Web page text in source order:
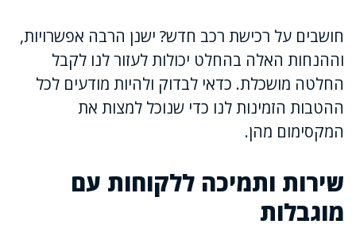
חושבים על רכישת רכב חדש? ישנן הרבה אפשרויות,
וההנחות האלה בהחלט יכולות לעזור לנו לקבל
החלטה מושכלת. כדאי לבדוק ולהיות מודעים לכל
ההטבות הזמינות לנו כדי שנוכל למצות את
המקסימום מהן.
שירות ותמיכה ללקוחות עם
מוגבלות